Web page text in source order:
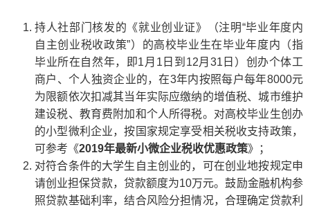
持人社部门核发的《就业创业证》（注明“毕业年度内
自主创业税收政策”）的高校毕业生在毕业年度内（指
毕业所在自然年，即1月1日到12月31日）创办个体工
商户、个人独资企业的，在3年内按照每户每年8000元
为限额依次扣减其当年实际应缴纳的增值税、城市维护
建设税、教育费附加和个人所得税。对高校毕业生创办
的小型微利企业，按国家规定享受相关税收支持政策，
可参考《2019年最新小微企业税收优惠政策》；
对符合条件的大学生自主创业的，可在创业地按规定申
请创业担保贷款，贷款额度为10万元。鼓励金融机构参
照贷款基础利率，结合风险分担情况，合理确定贷款利